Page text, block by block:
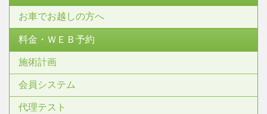
お車でお越しの方へ
料金・ＷＥＢ予約
施術計画
会員システム
代理テスト